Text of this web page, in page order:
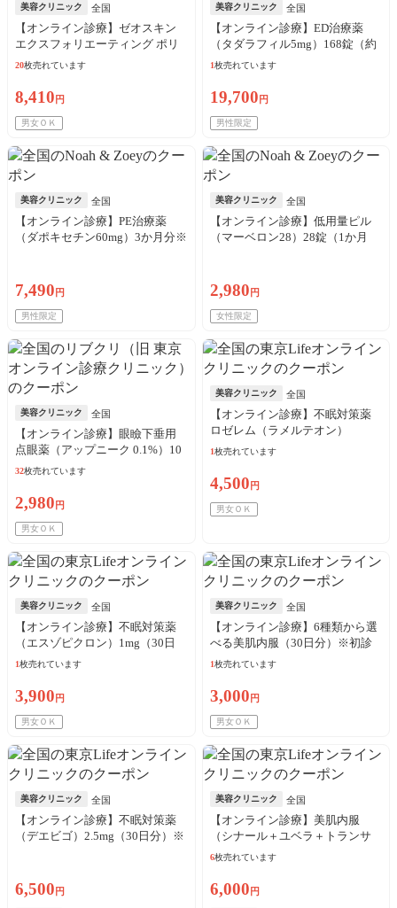
美容クリニック 全国
【オンライン診療】ゼオスキン
エクスフォリエーティング ポリ
ッシュ（65g）※初診料・送料込
20枚売れています
8,410 円
男女ＯＫ
美容クリニック 全国
【オンライン診療】ED治療薬
（タダラフィル5mg）168錠（約
6か月分）※初診料・送料込
1枚売れています
19,700 円
男性限定
美容クリニック 全国
【オンライン診療】PE治療薬
（ダポキセチン60mg）3か月分※
7,490 円
男性限定
美容クリニック 全国
【オンライン診療】低用量ピル
（マーベロン28）28錠（1か月
2,980 円
女性限定
美容クリニック 全国
【オンライン診療】眼瞼下垂用
点眼薬（アップニーク 0.1%）10
本（10日分）※初診料・送料込
32枚売れています
2,980 円
男女ＯＫ
美容クリニック 全国
【オンライン診療】不眠対策薬
ロゼレム（ラメルテオン）
8mg（30日分）※初診料・送料込
1枚売れています
4,500 円
男女ＯＫ
美容クリニック 全国
【オンライン診療】不眠対策薬
（エスゾピクロン）1mg（30日
分）※初診料・送料込／リピー
1枚売れています
3,900 円
男女ＯＫ
美容クリニック 全国
【オンライン診療】6種類から選
べる美肌内服（30日分）※初診
料・送料込／リピート可
1枚売れています
3,000 円
男女ＯＫ
美容クリニック 全国
【オンライン診療】不眠対策薬
（デエビゴ）2.5mg（30日分）※
6,500 円
美容クリニック 全国
【オンライン診療】美肌内服
（シナール＋ユベラ＋トランサ
ミン250mg）30日分 ※初診料・
6枚売れています
6,000 円